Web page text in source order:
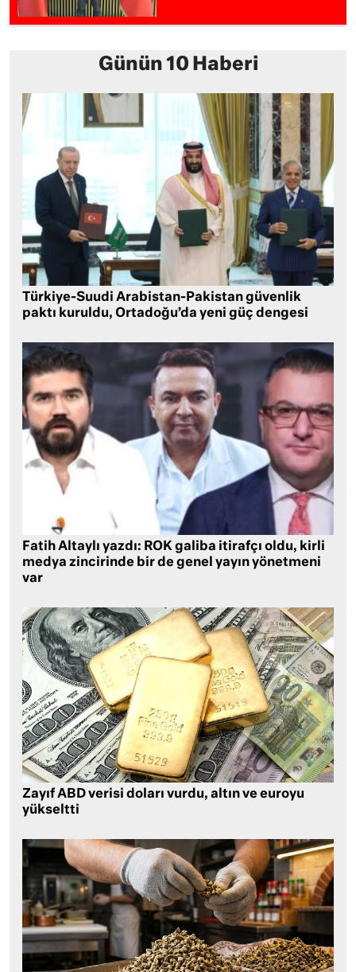
Günün 10 Haberi
Türkiye-Suudi Arabistan-Pakistan güvenlik
paktı kuruldu, Ortadoğu’da yeni güç dengesi
Fatih Altaylı yazdı: ROK galiba itirafçı oldu, kirli
medya zincirinde bir de genel yayın yönetmeni
var
Zayıf ABD verisi doları vurdu, altın ve euroyu
yükseltti